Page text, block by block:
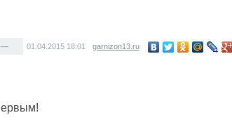
— 01.04.2015 18:01 garnizon13.ru